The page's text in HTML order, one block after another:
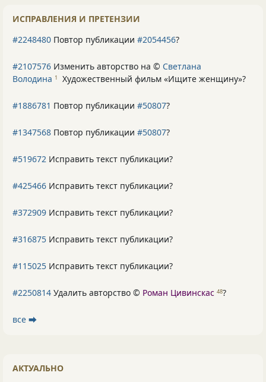
ИСПРАВЛЕНИЯ И ПРЕТЕНЗИИ
#2248480 Повтор публикации #2054456?
#2107576 Изменить авторство на © Светлана
Володина 1 Художественный фильм «Ищите женщину»?
#1886781 Повтор публикации #50807?
#1347568 Повтор публикации #50807?
#519672 Исправить текст публикации?
#425466 Исправить текст публикации?
#372909 Исправить текст публикации?
#316875 Исправить текст публикации?
#115025 Исправить текст публикации?
#2250814 Удалить авторство © Роман Цивинскас 48?
все ⮕
АКТУАЛЬНО